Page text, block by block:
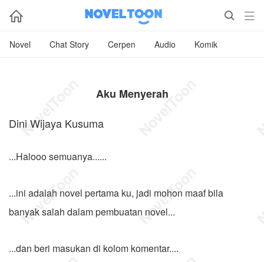
  
Novel Chat Story Cerpen Audio Komik
Aku Menyerah
Dini Wijaya Kusuma
...Halooo semuanya......
...ini adalah novel pertama ku, jadi mohon maaf bila
banyak salah dalam pembuatan novel...
...dan beri masukan di kolom komentar....